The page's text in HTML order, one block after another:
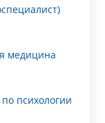
медицина
психологии